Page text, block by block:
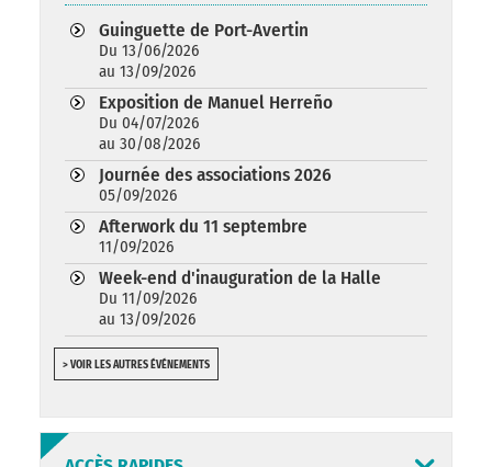
Guinguette de Port-Avertin
Du 13/06/2026
au 13/09/2026
Exposition de Manuel Herreño
Du 04/07/2026
au 30/08/2026
Journée des associations 2026
05/09/2026
Afterwork du 11 septembre
11/09/2026
Week-end d'inauguration de la Halle
Du 11/09/2026
au 13/09/2026
> VOIR LES AUTRES ÉVÉNEMENTS